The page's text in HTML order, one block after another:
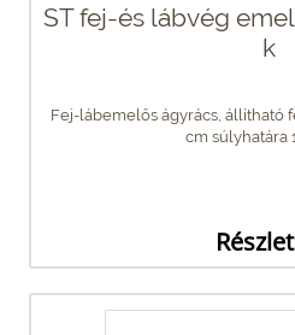
ST fej-és lábvég
k
Fej-lábemelős ágyrács, állítható
cm súlyhatára